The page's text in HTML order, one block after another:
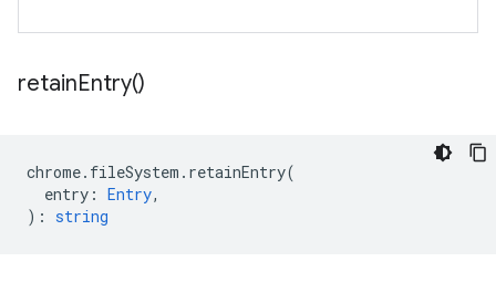
retainEntry()
chrome. fileSystem . retainEntry(
entry : Entry,
) : string